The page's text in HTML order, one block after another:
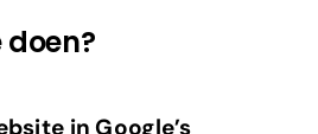
in Google’s